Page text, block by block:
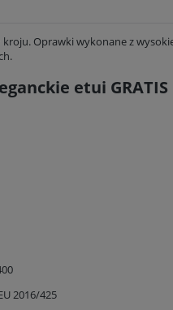
Oprawki wykonane z
etui GRATIS
2016/425